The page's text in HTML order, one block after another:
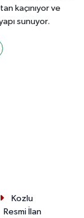
kaçınıyor ve
sunuyor.
Kozlu
Resmi İlan